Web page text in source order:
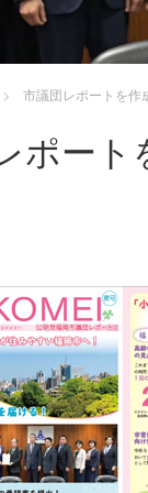
市議団レポートを作
ポート